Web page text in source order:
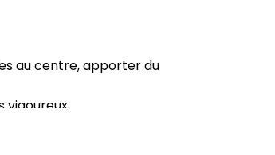
au centre, apporter du